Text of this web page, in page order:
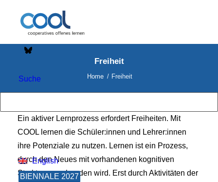
Suche
English
BIENNALE 2027
Freiheit
Home Freiheit
Ein aktiver Lernprozess erfordert Freiheiten. Mit
COOL lernen die Schüler:innen und Lehrer:innen
ihre Potenziale zu nutzen. Lernen ist ein Prozess,
durch den Neues mit vorhandenen kognitiven
Strukturen verbunden wird. Erst durch Aktivitäten der